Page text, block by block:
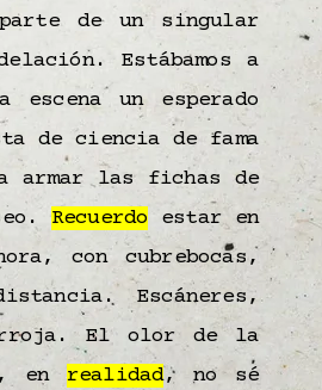
de un singular
Estábamos a
un esperado
de ciencia de fama
armar las fichas de
Recuerdo estar en
con cubrebocas,
Escáneres,
El olor de la
en realidad, no sé